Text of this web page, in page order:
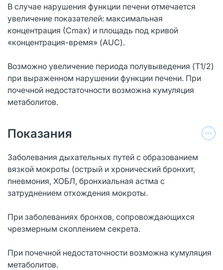
В случае нарушения функции печени отмечается
увеличение показателей: максимальная
концентрация (Сmax) и площадь под кривой
«концентрация-время» (AUC).
Возможно увеличение периода полувыведения (T1/2)
при выраженном нарушении функции печени. При
почечной недостаточности возможна кумуляция
метаболитов.
Показания
Заболевания дыхательных путей с образованием
вязкой мокроты (острый и хронический бронхит,
пневмония, ХОБЛ, бронхиальная астма с
затруднением отхождения мокроты.
При заболеваниях бронхов, сопровождающихся
чрезмерным скоплением секрета.
При почечной недостаточности возможна кумуляция
метаболитов.